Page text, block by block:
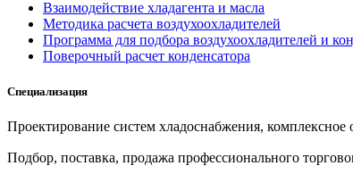
Взаимодействие хладагента и масла
Методика расчета воздухоохладителей
Программа для подбора воздухоохладителей и
Поверочный расчет конденсатора
Специализация
Проектирование систем хладоснабжения,
Подбор, поставка, продажа профессионального